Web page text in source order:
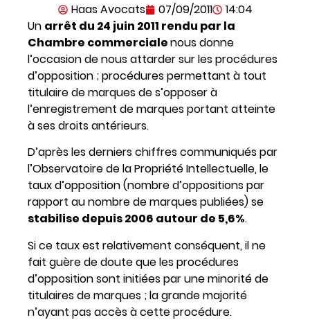
Haas Avocats 07/09/2011
14:04
Un arrêt du 24 juin 2011 rendu par la
Chambre commercialenous donne
l’occasion de nous attarder sur les procédures
d’opposition ; procédures permettant à tout
titulaire de marques de s’opposer à
l’enregistrement de marques portant atteinte
à ses droits antérieurs.
D’après les derniers chiffres communiqués par
l’Observatoire de la Propriété Intellectuelle, le
taux d’opposition (nombre d’oppositions par
rapport au nombre de marques publiées) se
stabilise depuis 2006 autour de 5,6%.
Si ce taux est relativement conséquent, il ne
fait guère de doute que les procédures
d’opposition sont initiées par une minorité de
titulaires de marques ; la grande majorité
n’ayant pas accès à cette procédure.